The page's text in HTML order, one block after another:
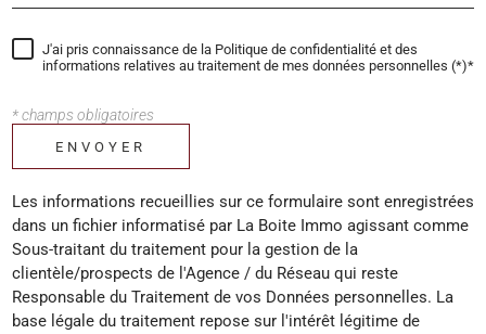
J'ai pris connaissance de la Politique de confidentialité et des
informations relatives au traitement de mes données personnelles (*)*
* champs obligatoires
ENVOYER
Les informations recueillies sur ce formulaire sont enregistrées
dans un fichier informatisé par La Boite Immo agissant comme
Sous-traitant du traitement pour la gestion de la
clientèle/prospects de l'Agence / du Réseau qui reste
Responsable du Traitement de vos Données personnelles. La
base légale du traitement repose sur l'intérêt légitime de